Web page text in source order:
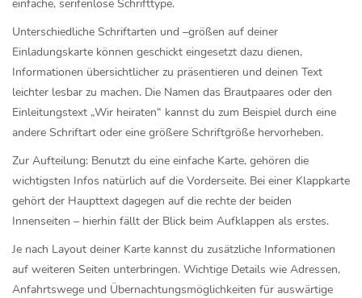
einfache, serifenlose Schrifttype.
Unterschiedliche Schriftarten und –größen auf deiner
Einladungskarte können geschickt eingesetzt dazu dienen,
Informationen übersichtlicher zu präsentieren und deinen Text
leichter lesbar zu machen. Die Namen das Brautpaares oder den
Einleitungstext „Wir heiraten“ kannst du zum Beispiel durch eine
andere Schriftart oder eine größere Schriftgröße hervorheben.
Zur Aufteilung: Benutzt du eine einfache Karte, gehören die
wichtigsten Infos natürlich auf die Vorderseite. Bei einer Klappkarte
gehört der Haupttext dagegen auf die rechte der beiden
Innenseiten – hierhin fällt der Blick beim Aufklappen als erstes.
Je nach Layout deiner Karte kannst du zusätzliche Informationen
auf weiteren Seiten unterbringen. Wichtige Details wie Adressen,
Anfahrtswege und Übernachtungsmöglichkeiten für auswärtige